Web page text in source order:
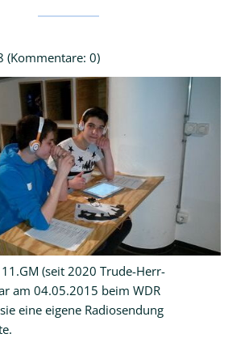
(Kommentare: 0)
(seit 2020 Trude-Herr-
am 04.05.2015 beim WDR
eine eigene Radiosendung